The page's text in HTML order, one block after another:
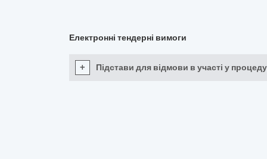
Електронні тендерні вимоги
+ Підстави для відмови в участі у